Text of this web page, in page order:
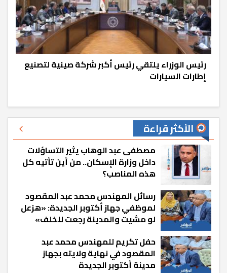
رئيس الوزراء يلتقي رئيس أكبر شركة صينية لتصنيع
إطارات السيارات
الأكثر قراءة
مصطفى عبد الوهاب يثير التساؤلات
داخل وزارة الإسكان.. من أين تأتيه كل
هذه المناصب؟
رسائل المهندس محمد عبد المقصود
لموظفي جهاز أكتوبر الجديدة: «هزعل
لو مشيت والمدينة رجعت للخلف»
حفل تكريم للمهندس محمد عبد
المقصود في نهاية ولايته بجهاز
مدينة أكتوبر الجديدة